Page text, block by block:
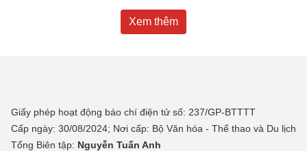
Xem thêm
Giấy phép hoạt động báo chí điện tử số: 237/GP-BTTTT
Cấp ngày: 30/08/2024; Nơi cấp: Bộ Văn hóa - Thể thao và Du lịch
Tổng Biên tập: Nguyễn Tuấn Anh